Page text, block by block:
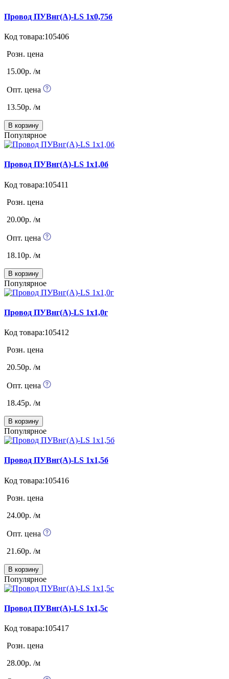
Провод ПУВнг(А)-LS 1х0,75б
Код товара:105406
Розн. цена
15.00р. /м
Опт. цена
13.50р. /м
В корзину
Популярное
Провод ПУВнг(А)-LS 1х1,0б
Код товара:105411
Розн. цена
20.00р. /м
Опт. цена
18.10р. /м
В корзину
Популярное
Провод ПУВнг(А)-LS 1х1,0г
Код товара:105412
Розн. цена
20.50р. /м
Опт. цена
18.45р. /м
В корзину
Популярное
Провод ПУВнг(А)-LS 1х1,5б
Код товара:105416
Розн. цена
24.00р. /м
Опт. цена
21.60р. /м
В корзину
Популярное
Провод ПУВнг(А)-LS 1х1,5с
Код товара:105417
Розн. цена
28.00р. /м